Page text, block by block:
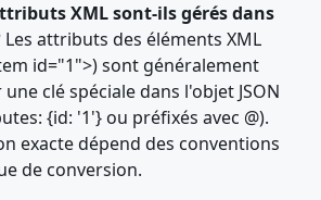
XML sont-ils gérés dans
Les attributs des éléments XML
id="1">) sont généralement
clé spéciale dans l'objet JSON
{id: '1'} ou préfixés avec @).
exacte dépend des conventions
de conversion.